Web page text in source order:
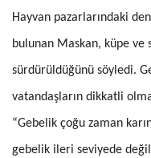
Hayvan pazarlarındaki
bulunan Maskan, küpe
sürdürüldüğünü söyledi.
vatandaşların dikkatli
“Gebelik çoğu zaman
gebelik ileri seviyede